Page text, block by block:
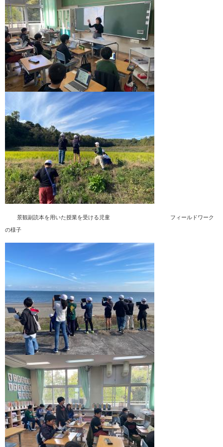
景観副読本を用いた授業を受ける児童​ フィールドワーク
の様子